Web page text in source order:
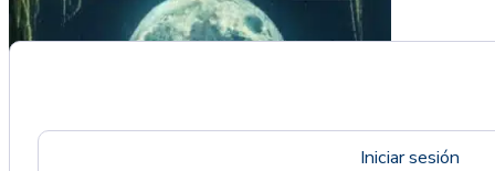
Iniciar sesión